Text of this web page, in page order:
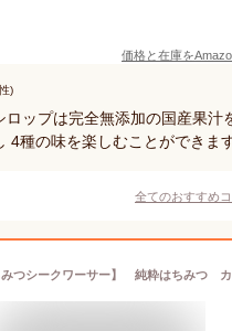
価格と在庫を
)
ロップは完全無添加の国産果汁
4種の味を楽しむことができま
全てのおすすめ